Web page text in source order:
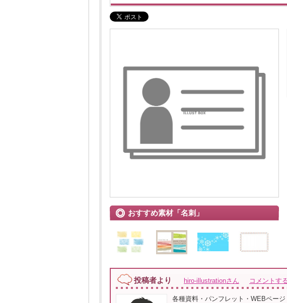
おすすめ素材「名刺」
投稿者より hiro-illustrationさん コメントす
各種資料・パンフレット・WEBペー